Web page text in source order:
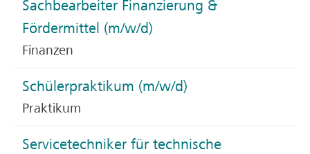
Sachbearbeiter Finanzierung &
Fördermittel (m/w/d)
Finanzen
Schülerpraktikum (m/w/d)
Praktikum
Servicetechniker für technische